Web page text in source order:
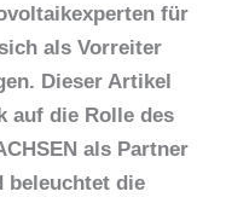
für
als Vorreiter
Dieser Artikel
auf die Rolle des
als Partner
beleuchtet die